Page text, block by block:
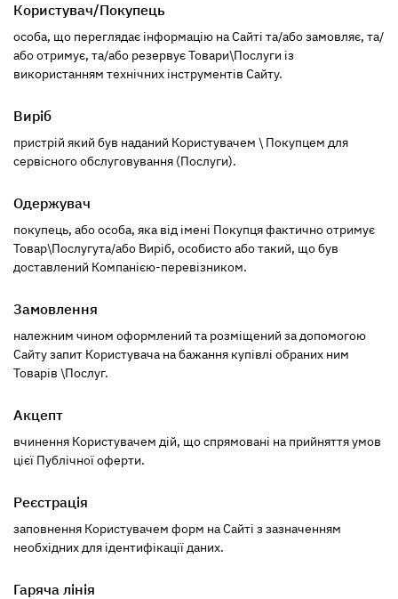
Користувач/Покупець
особа, що переглядає інформацію на Сайті та/або замовляє, та/
або отримує, та/або резервує Товари\Послуги із
використанням технічних інструментів Сайту.
Виріб
пристрій який був наданий Користувачем \ Покупцем для
сервісного обслуговування (Послуги).
Одержувач
покупець, або особа, яка від імені Покупця фактично отримує
Товар\Послугута/або Виріб, особисто або такий, що був
доставлений Компанією-перевізником.
Замовлення
належним чином оформлений та розміщений за допомогою
Сайту запит Користувача на бажання купівлі обраних ним
Товарів \Послуг.
Акцепт
вчинення Користувачем дій, що спрямовані на прийняття умов
цієї Публічної оферти.
Реєстрація
заповнення Користувачем форм на Сайті з зазначенням
необхідних для ідентифікації даних.
Гаряча лінія